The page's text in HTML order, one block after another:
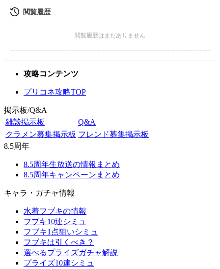
攻略コンテンツ
プリコネ攻略TOP
掲示板/Q&A
雑談掲示板
Q&A
クラメン募集掲示板 フレンド募集掲示板
8.5周年
8.5周年生放送の情報まとめ
8.5周年キャンペーンまとめ
キャラ・ガチャ情報
水着フブキの情報
フブキ10連シミュ
フブキ1点狙いシミュ
フブキは引くべき？
選べるプライズガチャ解説
プライズ10連シミュ